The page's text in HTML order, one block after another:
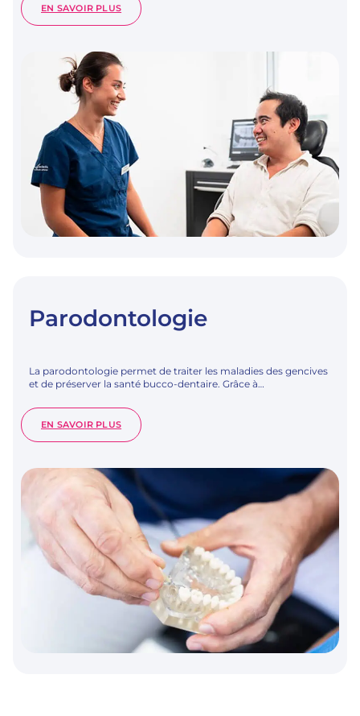
EN SAVOIR PLUS:
CONTRÔLE
Parodontologie
La parodontologie permet de traiter les maladies des gencives
et de préserver la santé bucco-dentaire. Grâce à…
EN SAVOIR PLUS:
PARODONTOLOGIE